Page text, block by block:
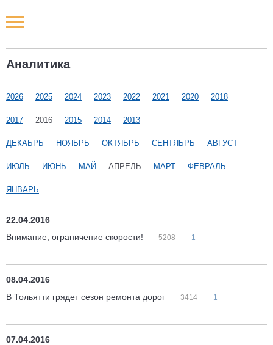
Аналитика
2026 2025 2024 2023 2022 2021 2020 2018
2017 2016 2015 2014 2013
ДЕКАБРЬ НОЯБРЬ ОКТЯБРЬ СЕНТЯБРЬ АВГУСТ
ИЮЛЬ ИЮНЬ МАЙ АПРЕЛЬ МАРТ ФЕВРАЛЬ
ЯНВАРЬ
22.04.2016
Внимание, ограничение скорости!
5208 1
08.04.2016
В Тольятти грядет сезон ремонта дорог
3414 1
07.04.2016
Новости РФ
Наши мероприятия
Статьи